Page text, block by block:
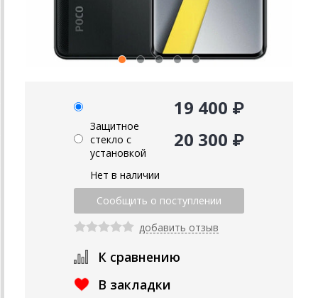
19 400 ₽
Защитное
стекло с
установкой
20 300 ₽
Нет в наличии
добавить отзыв
К сравнению
В закладки